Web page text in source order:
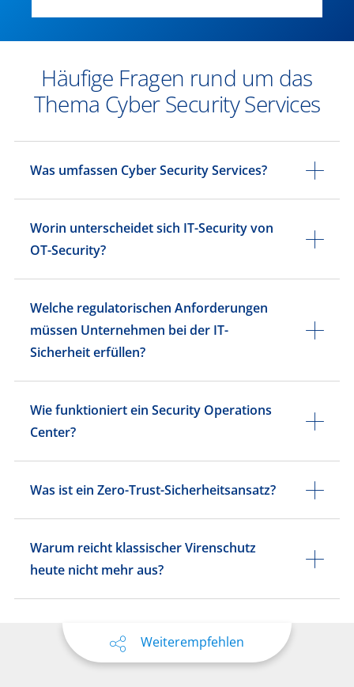
Häufige Fragen rund um das
Thema Cyber Security Services
Was umfassen Cyber Security Services?
Worin unterscheidet sich IT-Security von
OT-Security?
Welche regulatorischen Anforderungen
müssen Unternehmen bei der IT-
Sicherheit erfüllen?
Wie funktioniert ein Security Operations
Center?
Was ist ein Zero-Trust-Sicherheitsansatz?
Warum reicht klassischer Virenschutz
heute nicht mehr aus?
Weiterempfehlen